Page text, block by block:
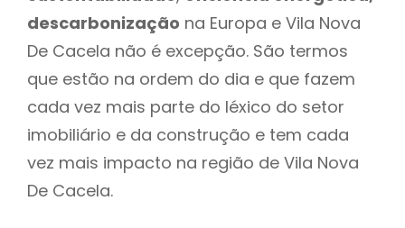
descarbonização na Europa e Vila Nova
De Cacela não é excepção. São termos
que estão na ordem do dia e que fazem
cada vez mais parte do léxico do setor
imobiliário e da construção e tem cada
vez mais impacto na região de Vila Nova
De Cacela.